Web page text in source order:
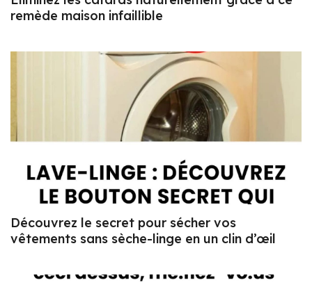
remède maison infaillible
Découvrez le secret pour sécher vos
vêtements sans sèche-linge en un clin d’œil